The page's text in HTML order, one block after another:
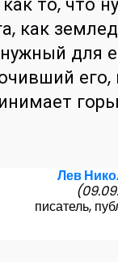
как
для
его,
Лев
писатель,